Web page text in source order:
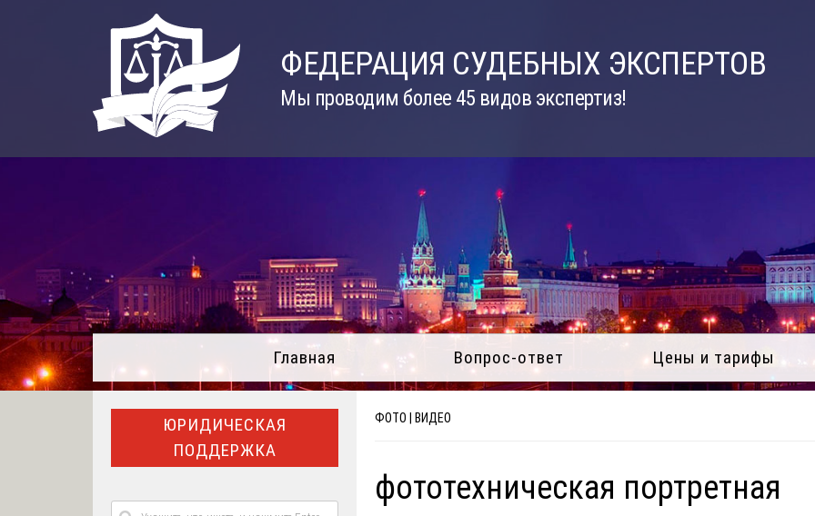
ФЕДЕРАЦИЯ СУДЕБНЫХ ЭКСПЕРТОВ
Мы проводим более 45 видов экспертиз!
Главная Вопрос-ответ Цены и тарифы
ФОТО | ВИДЕО
фототехническая портретная
ЮРИДИЧЕСКАЯ
ПОДДЕРЖКА